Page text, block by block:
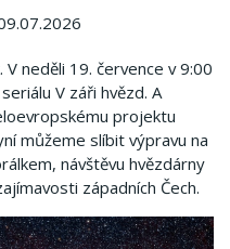
neděli 19. července v 9:00
V záři hvězd. A
projektu
můžeme slíbit výpravu na
návštěvu hvězdárny
západních Čech.